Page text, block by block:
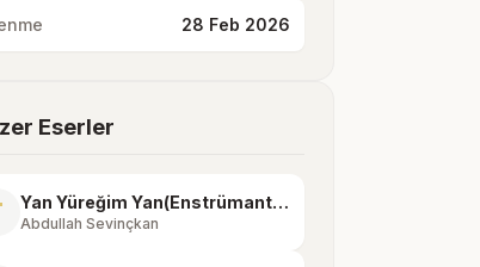
28 Feb 2026
Eserler
Yan Yüreğim Yan(Enstrümantal)
Abdullah Sevinçkan